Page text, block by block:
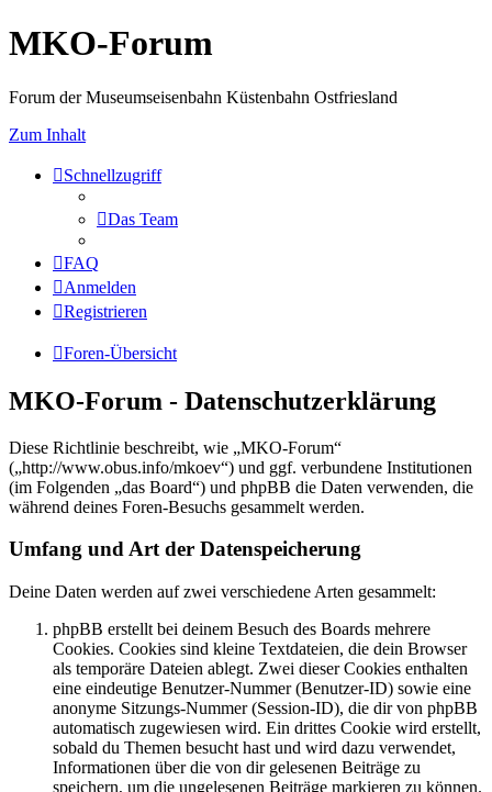
MKO-Forum
Forum der Museumseisenbahn Küstenbahn Ostfriesland
Zum Inhalt
Schnellzugriff
Das Team
FAQ
Anmelden
Registrieren
Foren-Übersicht
MKO-Forum - Datenschutzerklärung
Diese Richtlinie beschreibt, wie „MKO-Forum“
(„http://www.obus.info/mkoev“) und ggf. verbundene Institutionen
(im Folgenden „das Board“) und phpBB die Daten verwenden, die
während deines Foren-Besuchs gesammelt werden.
Umfang und Art der Datenspeicherung
Deine Daten werden auf zwei verschiedene Arten gesammelt:
phpBB erstellt bei deinem Besuch des Boards mehrere
Cookies. Cookies sind kleine Textdateien, die dein Browser
als temporäre Dateien ablegt. Zwei dieser Cookies enthalten
eine eindeutige Benutzer-Nummer (Benutzer-ID) sowie eine
anonyme Sitzungs-Nummer (Session-ID), die dir von phpBB
automatisch zugewiesen wird. Ein drittes Cookie wird erstellt,
sobald du Themen besucht hast und wird dazu verwendet,
Informationen über die von dir gelesenen Beiträge zu
speichern, um die ungelesenen Beiträge markieren zu können.